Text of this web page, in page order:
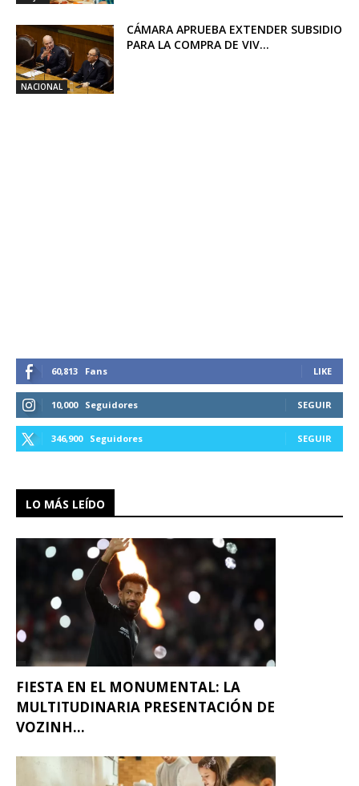
NACIONAL
CÁMARA APRUEBA EXTENDER SUBSIDIO
PARA LA COMPRA DE VIV...
60,813 Fans LIKE
10,000 Seguidores SEGUIR
346,900 Seguidores SEGUIR
LO MÁS LEÍDO
FIESTA EN EL MONUMENTAL: LA
MULTITUDINARIA PRESENTACIÓN DE
VOZINH...